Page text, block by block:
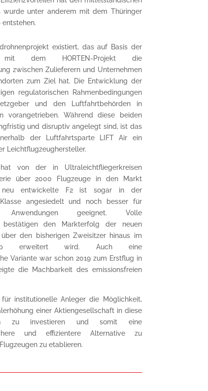
unter anderem mit dem Thüringer
existiert, das auf Basis der
mit dem HORTEN-Projekt die
zwischen Zulieferern und Unternehmen
zum Ziel hat. Die Entwicklung der
regulatorischen Rahmenbedingungen
und den Luftfahrtbehörden in
vorangetrieben. Während diese beiden
und disruptiv angelegt sind, ist das
der Luftfahrtsparte LIFT Air ein
Leichtflugzeughersteller.
von der in Ultraleichtfliegerkreisen
über 2000 Flugzeuge in den Markt
neu entwickelte F2 ist sogar in der
Klasse angesiedelt und noch besser für
Anwendungen geeignet. Volle
bestätigen den Markterfolg der neuen
den bisherigen Zweisitzer hinaus im
erweitert wird. Auch eine
Variante war schon 2019 zum Erstflug in
die Machbarkeit des emissionsfreien
institutionelle Anleger die Möglichkeit,
einer Aktiengesellschaft in diese
zu investieren und somit eine
und effizientere Alternative zu
zu etablieren.